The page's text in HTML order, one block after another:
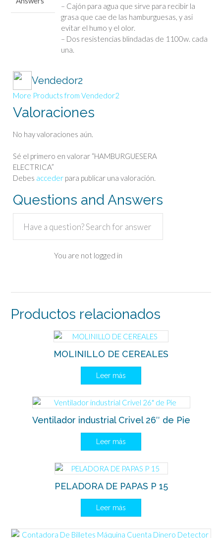
– Cajón para agua que sirve para recibir la
grasa que cae de las hamburguesas, y asi
evitar el humo y el olor.
– Dos resistencias blindadas de 1100w. cada
una.
Vendedor2
More Products from Vendedor2
Valoraciones
No hay valoraciones aún.
Sé el primero en valorar “HAMBURGUESERA
ELECTRICA”
Debes acceder para publicar una valoración.
Questions and Answers
You are not logged in
Productos relacionados
MOLINILLO DE CEREALES
Leer más
Ventilador industrial Crivel 26″ de Pie
Leer más
PELADORA DE PAPAS P 15
Leer más